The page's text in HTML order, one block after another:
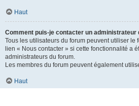
Haut
Comment puis-je contacter un administrateur
Tous les utilisateurs du forum peuvent utiliser le
lien « Nous contacter » si cette fonctionnalité a
administrateurs du forum.
Les membres du forum peuvent également
Haut